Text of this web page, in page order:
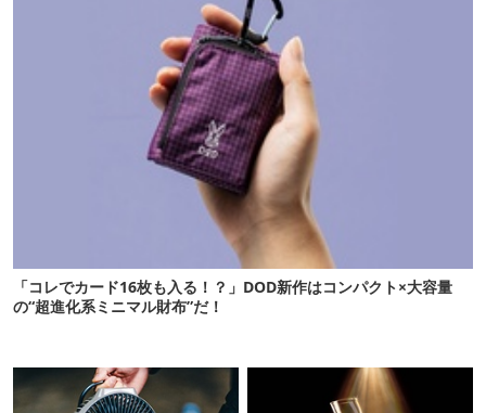
「コレでカード16枚も入る！？」DOD新作はコンパクト×大容量
の“超進化系ミニマル財布”だ！